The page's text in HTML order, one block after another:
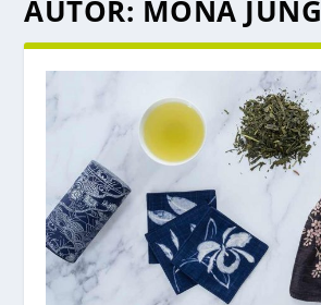
AUTOR: MONA JUNG